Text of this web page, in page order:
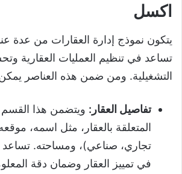
اكسل
يتكون نموذج إدارة العقارات من عدة
تساعد في تنظيم العمليات العقارية
التشغيلية. ومن ضمن هذه العناصر
تفاصيل العقار: ويتضمن هذا القسم
المتعلقة بالعقار، مثل اسمه،
تجاري، صناعي)، ومساحته. تساعد
في تمييز العقار وضمان دقة